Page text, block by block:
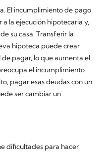
El incumplimiento de pago
la ejecución hipotecaria y,
su casa. Transferir la
hipoteca puede crear
pagar, lo que aumenta el
el incumplimiento
pagar esas deudas con un
ser cambiar un
dificultades para hacer